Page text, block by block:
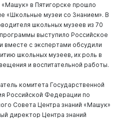
в Пятигорске прошло
«Школьные музеи со Знанием». В
школьных музеев из 70
выступило Российское
вместе с экспертами обсудили
школьных музеев, их роль в
и воспитательной работы.
комитета Государственной
Российской Федерации по
Совета Центра знаний «Машук»
директор Центра знаний